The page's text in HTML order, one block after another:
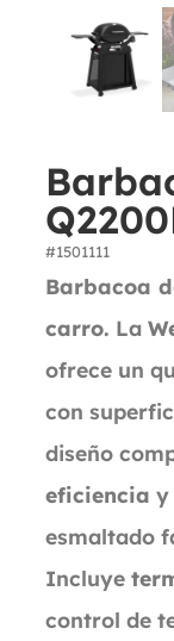
#1501111
Barbacoa
carro. La
ofrece un
con
diseño
eficiencia y
esmaltado
Incluye
control de